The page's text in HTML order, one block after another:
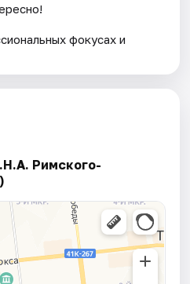
фокусах и
Римского-